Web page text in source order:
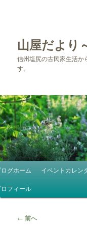
移
動
山屋だより
信州塩尻の古民家生活か
す。
メ
ン
メ
グホーム イベントカレン
フィール
投
← 前へ